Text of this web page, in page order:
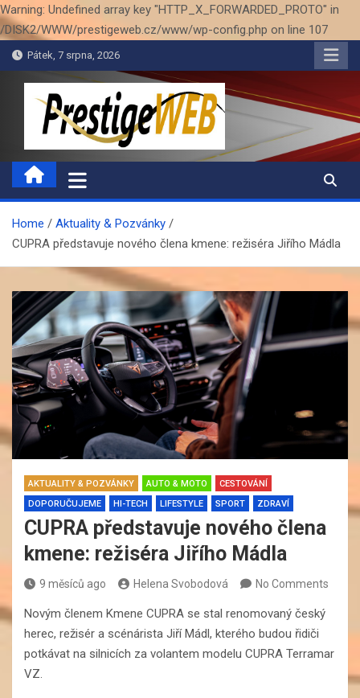
Warning: Undefined array key "HTTP_X_FORWARDED_PROTO" in
/DISK2/WWW/prestigeweb.cz/www/wp-config.php on line 107
Skip
to
Pátek, 7 srpna, 2026
PrestigeWEB
Home
Aktuality & Pozvánky
CUPRA představuje nového člena kmene: režiséra Jiřího Mádla
AKTUALITY & POZVÁNKY AUTO & MOTO
CESTOVÁNÍ
DOPORUČUJEME
HI-TECH LIFESTYLE SPORT ZDRAVÍ
CUPRA představuje nového člena
kmene: režiséra Jiřího Mádla
9 měsíců ago Helena Svobodová No Comments
Novým členem Kmene CUPRA se stal renomovaný český
herec, režisér a scénárista Jiří Mádl, kterého budou řidiči
potkávat na silnicích za volantem modelu CUPRA Terramar
VZ.